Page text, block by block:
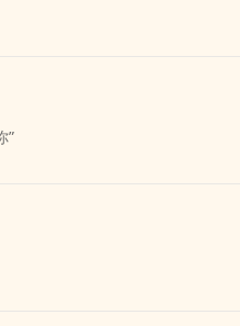
下了纹着哥哥名字的那一块皮肤
下去。
，可他就是要让楚莫秋永远忘不
哥的脸。只是楚遇没有想到，自
我去看雪山吗？
”
的孩子，会压着他对他说：“谁他